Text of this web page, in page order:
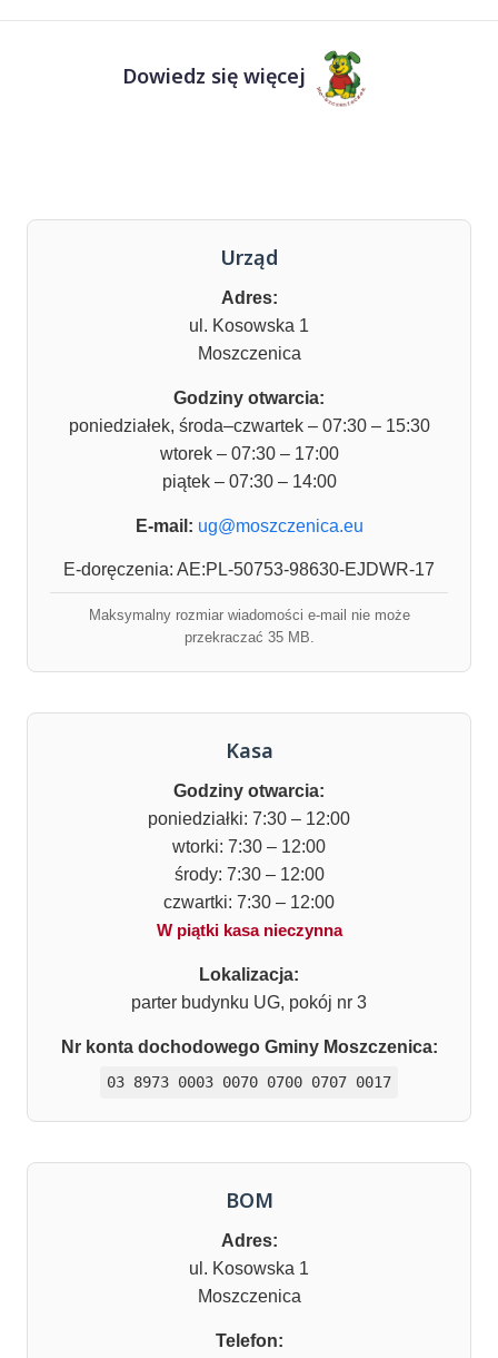
Dowiedz się więcej
Urząd
Adres:
ul. Kosowska 1
Moszczenica
Godziny otwarcia:
poniedziałek, środa–czwartek – 07:30 – 15:30
wtorek – 07:30 – 17:00
piątek – 07:30 – 14:00
E-mail: ug@moszczenica.eu
E-doręczenia: AE:PL-50753-98630-EJDWR-17
Maksymalny rozmiar wiadomości e-mail nie może
przekraczać 35 MB.
Kasa
Godziny otwarcia:
poniedziałki: 7:30 – 12:00
wtorki: 7:30 – 12:00
środy: 7:30 – 12:00
czwartki: 7:30 – 12:00
W piątki kasa nieczynna
Lokalizacja:
parter budynku UG, pokój nr 3
Nr konta dochodowego Gminy Moszczenica:
03 8973 0003 0070 0700 0707 0017
BOM
Adres:
ul. Kosowska 1
Moszczenica
Telefon: